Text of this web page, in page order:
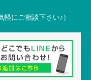
にご相談下さい♪）